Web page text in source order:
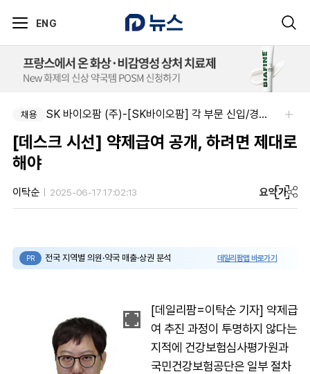
ENG
채용 부광약품-본사 사업개발 팀원&팀장 채용
채용 SK 바이오팜 (주)-[SK바이오팜] 각 부문 신입/경력 구성원 영입
[데스크 시선] 약제급여 공개, 하려면 제대로
해야
이탁순 2025-06-17 17:02:13 요약가
PR 전국 지역별 의원·약국 매출·상권 분석 데일리팜맵 바로가기
[데일리팜=이탁순 기자] 약제급
여 추진 과정이 투명하지 않다는
지적에 건강보험심사평가원과
국민건강보험공단은 일부 절차